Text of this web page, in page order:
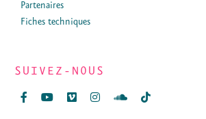
Partenaires
Fiches techniques
SUIVEZ-NOUS